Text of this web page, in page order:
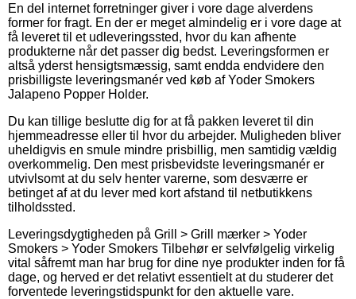
En del internet forretninger giver i vore dage alverdens
former for fragt. En der er meget almindelig er i vore dage at
få leveret til et udleveringssted, hvor du kan afhente
produkterne når det passer dig bedst. Leveringsformen er
altså yderst hensigtsmæssig, samt endda endvidere den
prisbilligste leveringsmanér ved køb af Yoder Smokers
Jalapeno Popper Holder.
Du kan tillige beslutte dig for at få pakken leveret til din
hjemmeadresse eller til hvor du arbejder. Muligheden bliver
uheldigvis en smule mindre prisbillig, men samtidig vældig
overkommelig. Den mest prisbevidste leveringsmanér er
utvivlsomt at du selv henter varerne, som desværre er
betinget af at du lever med kort afstand til netbutikkens
tilholdssted.
Leveringsdygtigheden på Grill > Grill mærker > Yoder
Smokers > Yoder Smokers Tilbehør er selvfølgelig virkelig
vital såfremt man har brug for dine nye produkter inden for få
dage, og herved er det relativt essentielt at du studerer det
forventede leveringstidspunkt for den aktuelle vare.